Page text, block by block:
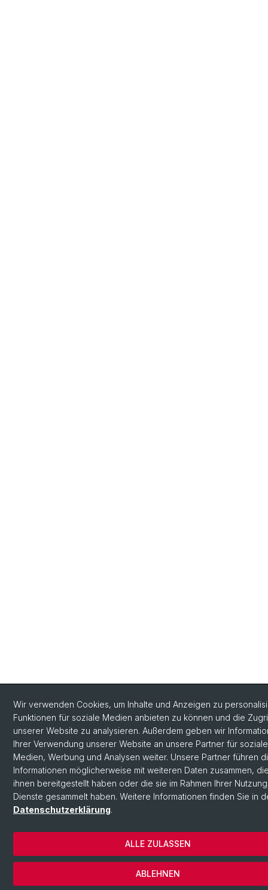
Wir verwenden Cookies, um Inhalte und Anzeigen zu
Funktionen für soziale Medien anbieten zu können und die
unserer Website zu analysieren. Außerdem geben wir
Ihrer Verwendung unserer Website an unsere Partner für soziale
Medien, Werbung und Analysen weiter. Unsere Partner führen
Informationen möglicherweise mit weiteren Daten zusammen,
ihnen bereitgestellt haben oder die sie im Rahmen Ihrer
Dienste gesammelt haben. Weitere Informationen finden Sie in
Datenschutzerklärung.
ABLEHNEN
ALLE ZULASSEN